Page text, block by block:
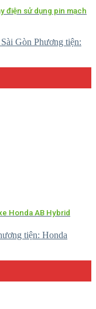
điện sử dụng pin mạch
Gòn Phương tiện:
Honda AB Hybrid
tiện: Honda